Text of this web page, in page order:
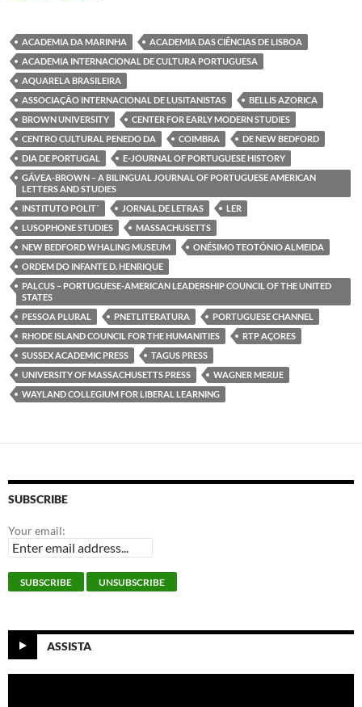
b
o
o
k
t
e
r
e
d
I
n
s
A
p
p
ACADEMIA DA MARINHA
ACADEMIA DAS CIÊNCIAS DE LISBOA
ACADEMIA INTERNACIONAL DE CULTURA PORTUGUESA
AQUARELA BRASILEIRA
ASSOCIAÇÃO INTERNACIONAL DE LUSITANISTAS
BELLIS AZORICA
BROWN UNIVERSITY
CENTER FOR EARLY MODERN STUDIES
CENTRO CULTURAL PENEDO DA
COIMBRA
DE NEW BEDFORD
DIA DE PORTUGAL
E-JOURNAL OF PORTUGUESE HISTORY
GÁVEA-BROWN – A BILINGUAL JOURNAL OF PORTUGUESE AMERICAN
LETTERS AND STUDIES
INSTITUTO POLIT´
JORNAL DE LETRAS
LER
LUSOPHONE STUDIES
MASSACHUSETTS
NEW BEDFORD WHALING MUSEUM
ONÉSIMO TEOTÓNIO ALMEIDA
ORDEM DO INFANTE D. HENRIQUE
PALCUS – PORTUGUESE-AMERICAN LEADERSHIP COUNCIL OF THE UNITED
STATES
PESSOA PLURAL
PNETLITERATURA
PORTUGUESE CHANNEL
RHODE ISLAND COUNCIL FOR THE HUMANITIES
RTP AÇORES
SUSSEX ACADEMIC PRESS
TAGUS PRESS
UNIVERSITY OF MASSACHUSETTS PRESS
WAGNER MERIJE
WAYLAND COLLEGIUM FOR LIBERAL LEARNING
SUBSCRIBE
Your email:
ASSISTA